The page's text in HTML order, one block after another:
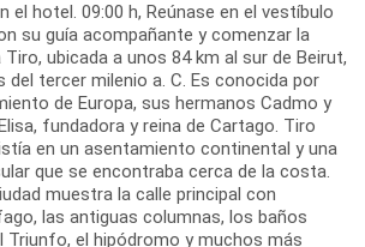
el hotel. 09:00 h, Reúnase en el vestíbulo
su guía acompañante y comenzar la
Tiro, ubicada a unos 84 km al sur de Beirut,
del tercer milenio a. C. Es conocida por
de Europa, sus hermanos Cadmo y
fundadora y reina de Cartago. Tiro
en un asentamiento continental y una
que se encontraba cerca de la costa.
muestra la calle principal con
las antiguas columnas, los baños
Triunfo, el hipódromo y muchos más